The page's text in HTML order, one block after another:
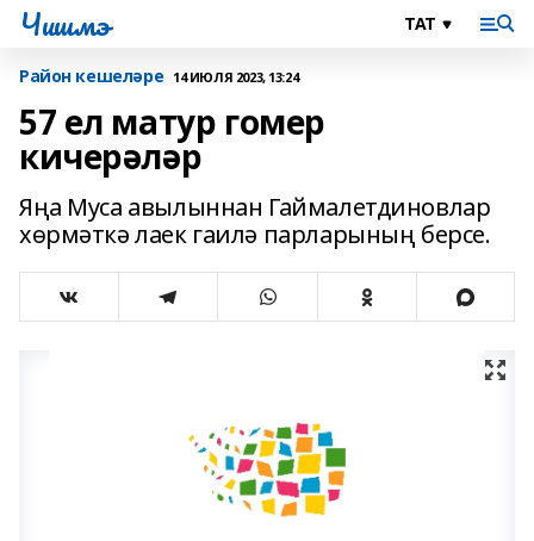
Чишмэ
Район кешеләре 14 ИЮЛЯ 2023, 13:24
57 ел матур гомер
кичерәләр
Яңа Муса авылыннан Гаймалетдиновлар
хөрмәткә лаек гаилә парларының берсе.